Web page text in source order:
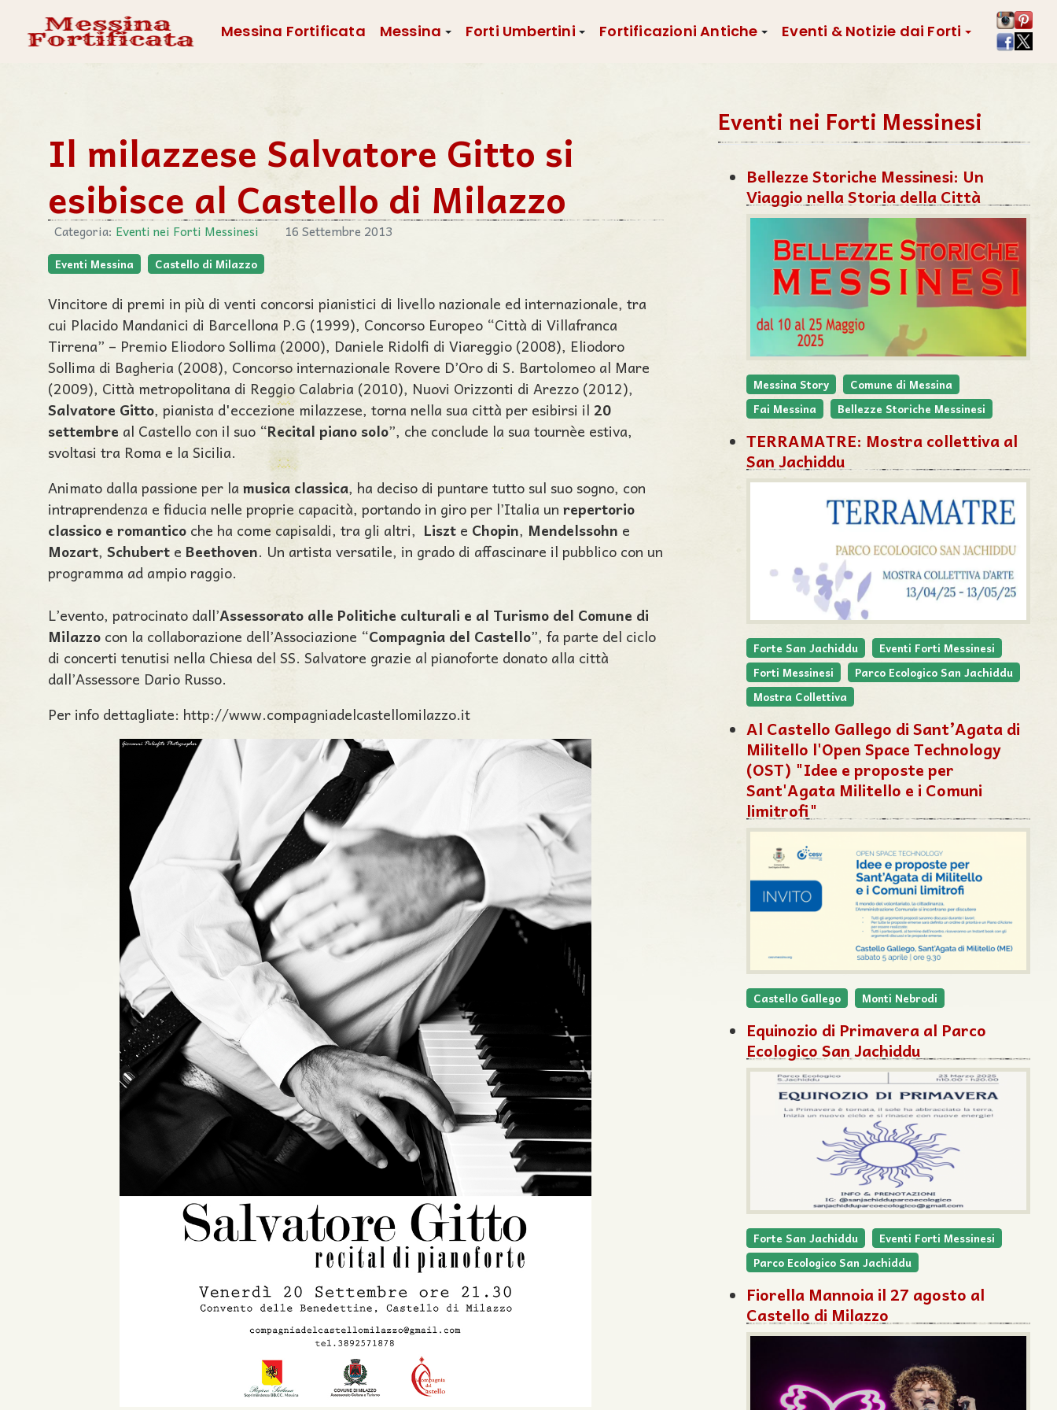
Messina Fortificata Messina Forti Umbertini Fortificazioni Antiche Eventi & Notizie dai Forti
Il milazzese Salvatore Gitto si
esibisce al Castello di Milazzo
Categoria: Eventi nei Forti Messinesi 16 Settembre 2013
Eventi Messina Castello di Milazzo
Vincitore di premi in più di venti concorsi pianistici di livello nazionale ed internazionale, tra
cui Placido Mandanici di Barcellona P.G (1999), Concorso Europeo “Città di Villafranca
Tirrena” – Premio Eliodoro Sollima (2000), Daniele Ridolfi di Viareggio (2008), Eliodoro
Sollima di Bagheria (2008), Concorso internazionale Rovere D’Oro di S. Bartolomeo al Mare
(2009), Città metropolitana di Reggio Calabria (2010), Nuovi Orizzonti di Arezzo (2012),
Salvatore Gitto, pianista d'eccezione milazzese, torna nella sua città per esibirsi il 20
settembre al Castello con il suo “Recital piano solo”, che conclude la sua tournèe estiva,
svoltasi tra Roma e la Sicilia.
Animato dalla passione per la musica classica, ha deciso di puntare tutto sul suo sogno, con
intraprendenza e fiducia nelle proprie capacità, portando in giro per l’Italia un repertorio
classico e romantico che ha come capisaldi, tra gli altri, Liszt e Chopin, Mendelssohn e
Mozart, Schubert e Beethoven. Un artista versatile, in grado di affascinare il pubblico con un
programma ad ampio raggio.
L’evento, patrocinato dall’Assessorato alle Politiche culturali e al Turismo del Comune di
Milazzo con la collaborazione dell’Associazione “Compagnia del Castello”, fa parte del ciclo
di concerti tenutisi nella Chiesa del SS. Salvatore grazie al pianoforte donato alla città
dall’Assessore Dario Russo.
Per info dettagliate: http://www.compagniadelcastellomilazzo.it
Eventi nei Forti Messinesi
Bellezze Storiche Messinesi: Un
Viaggio nella Storia della Città
Messina Story
Comune di Messina
Fai Messina
Bellezze Storiche Messinesi
TERRAMATRE: Mostra collettiva al
San Jachiddu
Forte San Jachiddu
Eventi Forti Messinesi
Forti Messinesi
Parco Ecologico San Jachiddu
Mostra Collettiva
Al Castello Gallego di Sant’Agata di
Militello l'Open Space Technology
(OST) "Idee e proposte per
Sant'Agata Militello e i Comuni
limitrofi"
Castello Gallego Monti Nebrodi
Equinozio di Primavera al Parco
Ecologico San Jachiddu
Forte San Jachiddu
Eventi Forti Messinesi
Parco Ecologico San Jachiddu
Fiorella Mannoia il 27 agosto al
Castello di Milazzo